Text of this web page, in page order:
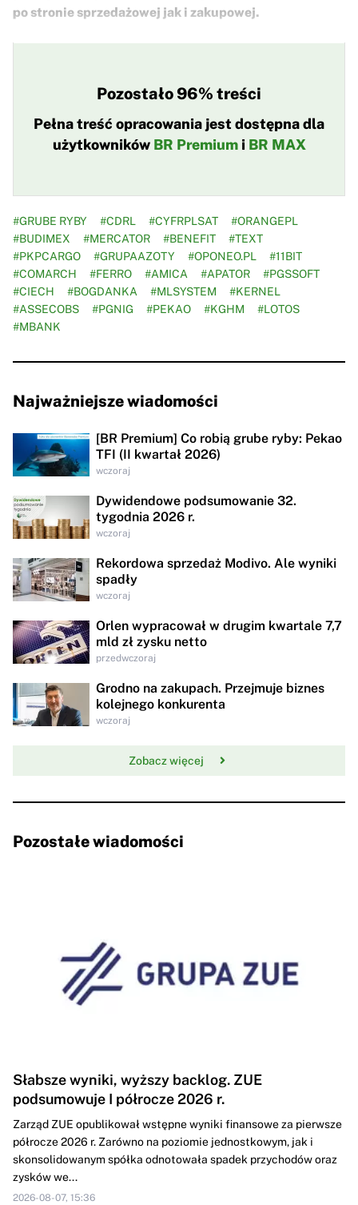
po stronie sprzedażowej jak i zakupowej.
Pozostało 96% treści
Pełna treść opracowania jest dostępna dla
użytkowników BR Premiumi BR MAX
#GRUBE RYBY #CDRL #CYFRPLSAT
#ORANGEPL
#BUDIMEX
#MERCATOR #BENEFIT
#TEXT
#PKPCARGO
#GRUPAAZOTY #OPONEO.PL
#11BIT
#COMARCH
#FERRO #AMICA #APATOR
#PGSSOFT
#CIECH
#BOGDANKA #MLSYSTEM
#KERNEL
#ASSECOBS
#PGNIG #PEKAO #KGHM
#LOTOS
#MBANK
Najważniejsze wiadomości
[BR Premium] Co robią grube ryby: Pekao
TFI (II kwartał 2026)
wczoraj
Dywidendowe podsumowanie 32.
tygodnia 2026 r.
wczoraj
Rekordowa sprzedaż Modivo. Ale wyniki
spadły
wczoraj
Orlen wypracował w drugim kwartale 7,7
mld zł zysku netto
przedwczoraj
Grodno na zakupach. Przejmuje biznes
kolejnego konkurenta
wczoraj
Zobacz więcej
Pozostałe wiadomości
Słabsze wyniki, wyższy backlog. ZUE
podsumowuje I półrocze 2026 r.
Zarząd ZUE opublikował wstępne wyniki finansowe za pierwsze
półrocze 2026 r. Zarówno na poziomie jednostkowym, jak i
skonsolidowanym spółka odnotowała spadek przychodów oraz
zysków we...
2026-08-07, 15:36